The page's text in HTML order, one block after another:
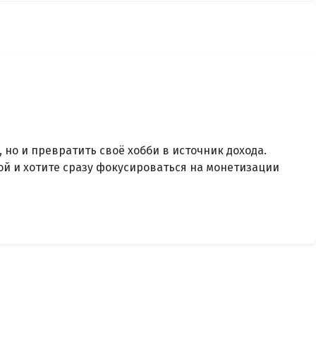
и превратить своё хобби в источник дохода.
хотите сразу фокусироваться на монетизации